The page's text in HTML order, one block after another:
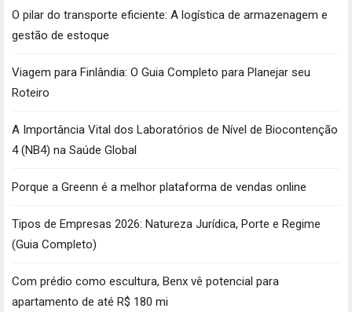
O pilar do transporte eficiente: A logística de armazenagem e
gestão de estoque
Viagem para Finlândia: O Guia Completo para Planejar seu
Roteiro
A Importância Vital dos Laboratórios de Nível de Biocontenção
4 (NB4) na Saúde Global
Porque a Greenn é a melhor plataforma de vendas online
Tipos de Empresas 2026: Natureza Jurídica, Porte e Regime
(Guia Completo)
Com prédio como escultura, Benx vê potencial para
apartamento de até R$ 180 mi